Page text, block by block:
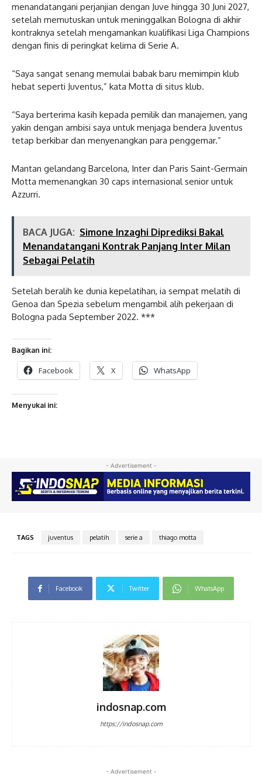
menandatangani perjanjian dengan Juve hingga 30 Juni 2027,
setelah memutuskan untuk meninggalkan Bologna di akhir
kontraknya setelah mengamankan kualifikasi Liga Champions
dengan finis di peringkat kelima di Serie A.
“Saya sangat senang memulai babak baru memimpin klub
hebat seperti Juventus,” kata Motta di situs klub.
“Saya berterima kasih kepada pemilik dan manajemen, yang
yakin dengan ambisi saya untuk menjaga bendera Juventus
tetap berkibar dan menyenangkan para penggemar.”
Mantan gelandang Barcelona, ​​Inter dan Paris Saint-Germain
Motta memenangkan 30 caps internasional senior untuk
Azzurri.
BACA JUGA: Simone Inzaghi Diprediksi Bakal
Menandatangani Kontrak Panjang Inter Milan
Sebagai Pelatih
Setelah beralih ke dunia kepelatihan, ia sempat melatih di
Genoa dan Spezia sebelum mengambil alih pekerjaan di
Bologna pada September 2022. ***
Bagikan ini:
Facebook X WhatsApp
Menyukai ini:
- Advertisement -
TAGS juventus pelatih serie a thiago motta
Facebook Twitter WhatsApp
indosnap.com
https://indosnap.com
- Advertisement -